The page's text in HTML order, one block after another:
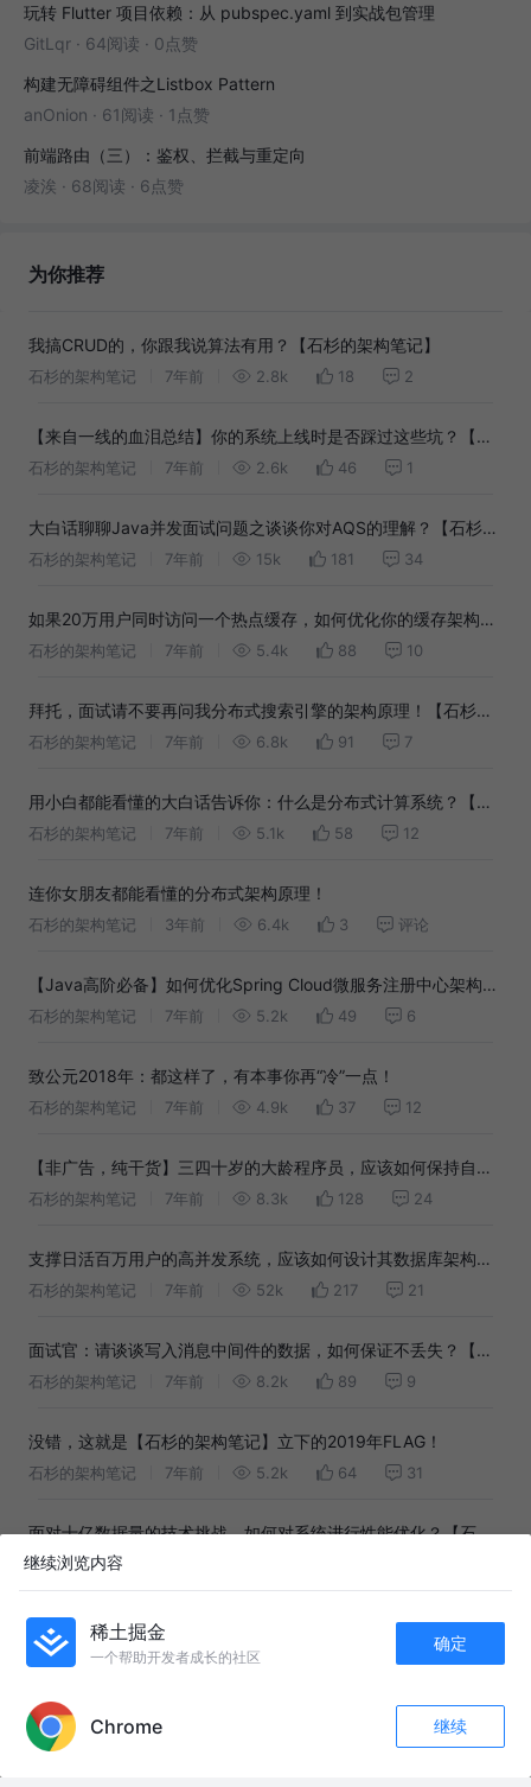
178
玩转 Flutter 项目依赖：从 pubspec.yaml 到实战包管理
GitLqr · 64阅读 · 0点赞
构建无障碍组件之Listbox Pattern
anOnion · 61阅读 · 1点赞
前端路由（三）：鉴权、拦截与重定向
凌涘 · 68阅读 · 6点赞
为你推荐
我搞CRUD的，你跟我说算法有用？【石杉的架构笔记】
石杉的架构笔记 7年前 2.8k 18 2
【来自一线的血泪总结】你的系统上线时是否踩过这些坑？【石
杉的架构笔记】
石杉的架构笔记 7年前 2.6k 46 1
大白话聊聊Java并发面试问题之谈谈你对AQS的理解？【石杉的
架构笔记】
石杉的架构笔记 7年前 15k 181 34
如果20万用户同时访问一个热点缓存，如何优化你的缓存架构？
【石杉的架构笔记】
石杉的架构笔记 7年前 5.4k 88 10
拜托，面试请不要再问我分布式搜索引擎的架构原理！【石杉的
架构笔记】
石杉的架构笔记 7年前 6.8k 91 7
用小白都能看懂的大白话告诉你：什么是分布式计算系统？【石
杉的架构笔记】
石杉的架构笔记 7年前 5.1k 58 12
连你女朋友都能看懂的分布式架构原理！
石杉的架构笔记 3年前 6.4k 3 评论
【Java高阶必备】如何优化Spring Cloud微服务注册中心架构？
【石杉的架构笔记】
石杉的架构笔记 7年前 5.2k 49 6
致公元2018年：都这样了，有本事你再“冷”一点！
石杉的架构笔记 7年前 4.9k 37 12
【非广告，纯干货】三四十岁的大龄程序员，应该如何保持自己
的职场竞争力？【石杉的架构笔记】
石杉的架构笔记 7年前 8.3k 128 24
支撑日活百万用户的高并发系统，应该如何设计其数据库架构？
【石杉的架构笔记】
石杉的架构笔记 7年前 52k 217 21
面试官：请谈谈写入消息中间件的数据，如何保证不丢失？【石
杉的架构笔记】
石杉的架构笔记 7年前 8.2k 89 9
没错，这就是【石杉的架构笔记】立下的2019年FLAG！
石杉的架构笔记 7年前 5.2k 64 31
面对十亿数据量的技术挑战，如何对系统进行性能优化？【石杉
的架构笔记】
石杉的架构笔记
【offer去哪了】我一连面试了十个Java岗，统统石沉大海！
石杉的架构笔记 7年前 10k
友情链接：
继续浏览内容
稀土掘金
一个帮助开发者成长的社区
确定
Chrome 继续